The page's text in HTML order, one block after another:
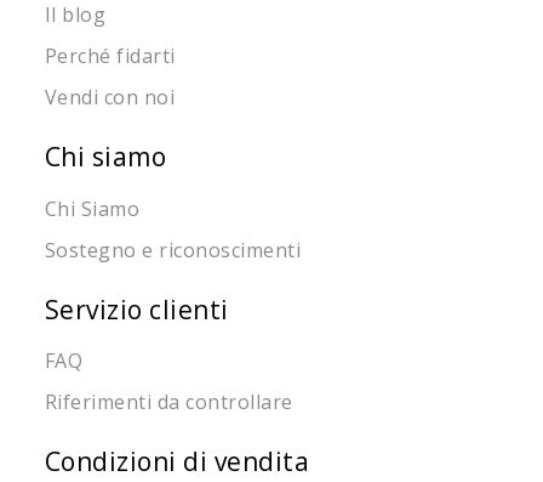
Il blog
Perché fidarti
Vendi con noi
Chi siamo
Chi Siamo
Sostegno e riconoscimenti
Servizio clienti
FAQ
Riferimenti da controllare
Condizioni di vendita